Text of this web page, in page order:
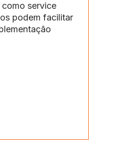
service
podem facilitar